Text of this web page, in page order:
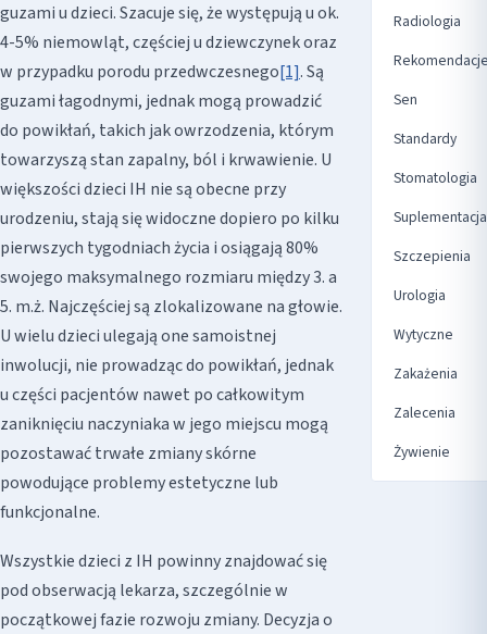
guzami u dzieci. Szacuje się, że występują u ok.
4-5% niemowląt, częściej u dziewczynek oraz
w przypadku porodu przedwczesnego[1]. Są
guzami łagodnymi, jednak mogą prowadzić
do powikłań, takich jak owrzodzenia, którym
towarzyszą stan zapalny, ból i krwawienie. U
większości dzieci IH nie są obecne przy
urodzeniu, stają się widoczne dopiero po kilku
pierwszych tygodniach życia i osiągają 80%
swojego maksymalnego rozmiaru między 3. a
5. m.ż. Najczęściej są zlokalizowane na głowie.
U wielu dzieci ulegają one samoistnej
inwolucji, nie prowadząc do powikłań, jednak
u części pacjentów nawet po całkowitym
zaniknięciu naczyniaka w jego miejscu mogą
pozostawać trwałe zmiany skórne
powodujące problemy estetyczne lub
funkcjonalne.
Wszystkie dzieci z IH powinny znajdować się
pod obserwacją lekarza, szczególnie w
początkowej fazie rozwoju zmiany. Decyzja o
Radiologia
Sen
Standardy
Stomatologia
Suplementacja
Szczepienia
Urologia
Wytyczne
Zakażenia
Zalecenia
Żywienie